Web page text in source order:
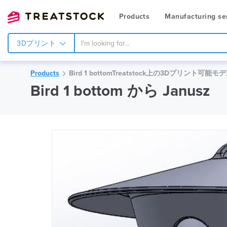
Products Manufacturing
3Dプリント
Products Bird 1 bottomTreatstock上の3Dプリント可能モ
Bird 1 bottom から Janusz